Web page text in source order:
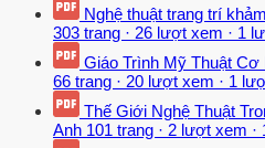
Nghệ thuật trang trí
303 trang · 26 lượt xem · 1
Giáo Trình Mỹ Thuật Cơ
66 trang · 20 lượt xem · 1
Thế Giới Nghệ Thuật
Anh 101 trang · 2 lượt xem ·